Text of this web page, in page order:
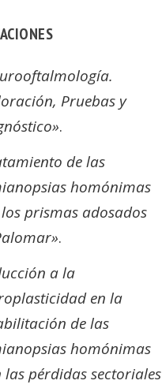
Pruebas y
.
de las
homónimas
prismas adosados
.
a la
en la
de las
homónimas
las pérdidas sectoriales